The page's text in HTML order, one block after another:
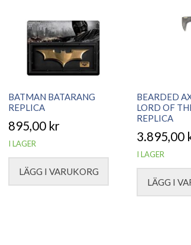
BATMAN BATARANG
REPLICA
895,00 kr
I LAGER
LÄGG I VARUKORG
BEARDED
LORD OF
REPLICA
3.895,00
I LAGER
LÄGG I